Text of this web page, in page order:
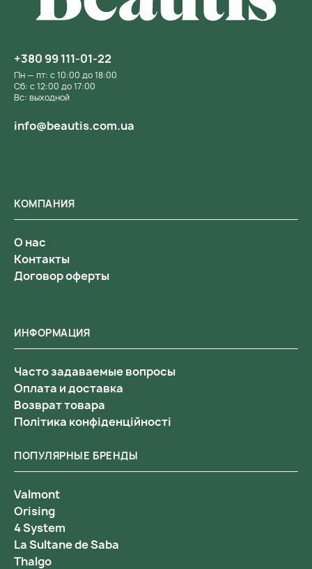
ИНФОРМАЦИЯ
Часто задаваемые вопросы
Оплата и доставка
Возврат товара
Політика конфіденційності
КОМПАНИЯ
О нас
Контакты
Договор оферты
ПОПУЛЯРНЫЕ БРЕНДЫ
Valmont
Orising
4 System
La Sultane de Saba
Thalgo
+380 99 111-01-22
Пн — пт: с 10:00 до 18:00
Сб: с 12:00 до 17:00
Вс: выходной
info@beautis.com.ua